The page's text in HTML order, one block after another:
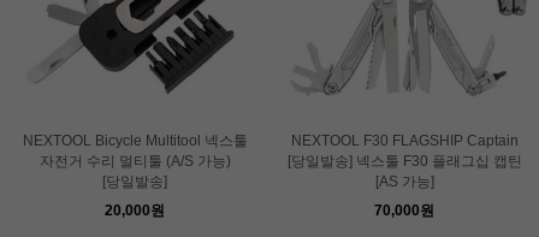
NEXTOOL Bicycle Multitool 넥스툴
자전거 수리 멀티툴 (A/S 가능)
[당일발송]
20,000원
NEXTOOL F30 FLAGSHIP Captain
[당일발송] 넥스툴 F30 플래그십 캡틴
[AS 가능]
70,000원